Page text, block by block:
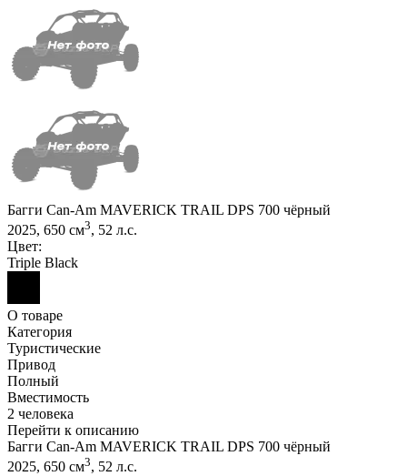
Багги Can-Am MAVERICK TRAIL DPS 700 чёрный
2025, 650 см3, 52 л.с.
Цвет:
Triple Black
О товаре
Категория
Туристические
Привод
Полный
Вместимость
2 человека
Перейти к описанию
Багги Can-Am MAVERICK TRAIL DPS 700 чёрный
2025, 650 см3, 52 л.с.